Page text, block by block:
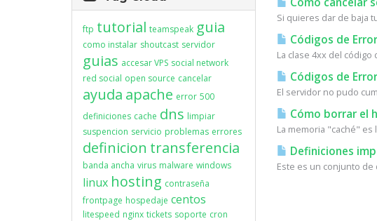
Si quieres dar de baja
Códigos de
La clase 4xx del
Códigos de
El servidor no pudo
Cómo borrar el
La memoria "caché"
Definiciones
Este es un conjunto
ftp tutorial teamspeak guia
como instalar shoutcast servidor
guias accesar VPS social network
red social open source cancelar
ayuda apache error 500
definiciones cache dns limpiar
suspencion servicio problemas errores
definicion transferencia
banda ancha virus malware windows
linux hosting contraseña
frontpage hospedaje centos
litespeed nginx tickets soporte cron